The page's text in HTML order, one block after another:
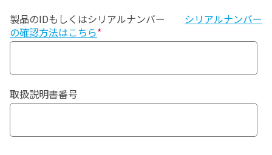
2)本ソフトウェアのアップデート版又はアップグレー
ド版に追加使用許諾条項が添付されている場合、お客
グレード版をその用途・用法に従って使用するための
非独占的使用権を許諾します。なお、本契約と追加使
用許諾条項に異なる定めがある場合、追加使用許諾条
製品のIDもしくはシリアルナンバー シリアルナンバー
の確認方法はこちら*
取扱説明書番号